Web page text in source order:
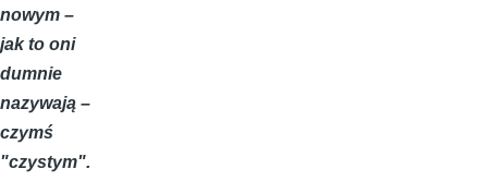
nowym –
jak to oni
dumnie
nazywają –
czymś
"czystym".